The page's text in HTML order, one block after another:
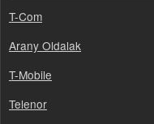
T-Com
Arany Oldalak
T-Mobile
Telenor